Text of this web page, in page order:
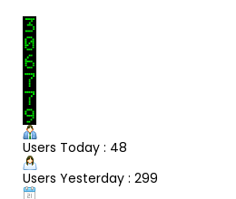
Users Today : 48
Users Yesterday : 299